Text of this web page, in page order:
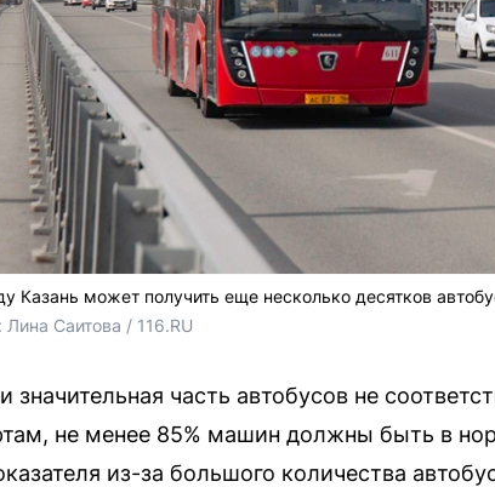
Казань может получить еще несколько десятков
Лина Саитова / 116.RU
значительная часть автобусов не
не менее 85% машин должны быть в
из-за большого количества